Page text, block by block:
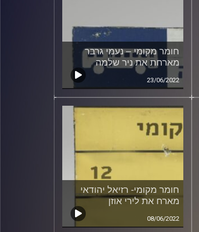
חומר מקומי – נעמי גרבר
מארחת את ניר שלמה
23/06/2022
חומר מקומי- רזיאל יהודאי
מארח את לירי אוזן
08/06/2022